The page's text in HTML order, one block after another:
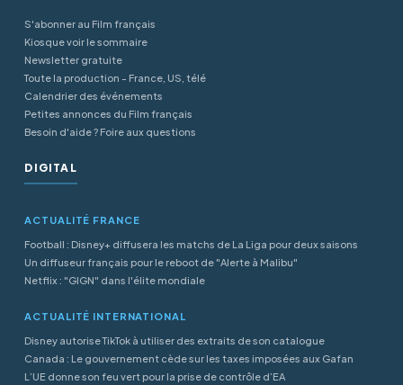
S'abonner au Film français
Kiosque voir le sommaire
Newsletter gratuite
Toute la production - France, US, télé
Calendrier des événements
Petites annonces du Film français
Besoin d'aide ? Foire aux questions
DIGITAL
ACTUALITÉ FRANCE
Football : Disney+ diffusera les matchs de La Liga pour deux saisons
Un diffuseur français pour le reboot de "Alerte à Malibu"
Netflix : "GIGN" dans l'élite mondiale
ACTUALITÉ INTERNATIONAL
Disney autorise TikTok à utiliser des extraits de son catalogue
Canada : Le gouvernement cède sur les taxes imposées aux Gafan
L’UE donne son feu vert pour la prise de contrôle d’EA